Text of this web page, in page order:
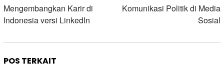
Mengembangkan Karir di
Indonesia versi LinkedIn
Komunikasi Politik di Media
Sosial
POS TERKAIT